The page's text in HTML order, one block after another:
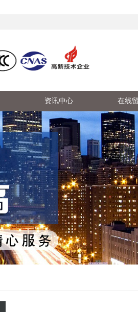
资讯中心 在线